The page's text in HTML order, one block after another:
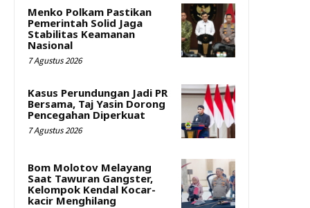
Menko Polkam Pastikan
Pemerintah Solid Jaga
Stabilitas Keamanan
Nasional
7 Agustus 2026
Kasus Perundungan Jadi PR
Bersama, Taj Yasin Dorong
Pencegahan Diperkuat
7 Agustus 2026
Bom Molotov Melayang
Saat Tawuran Gangster,
Kelompok Kendal Kocar-
kacir Menghilang